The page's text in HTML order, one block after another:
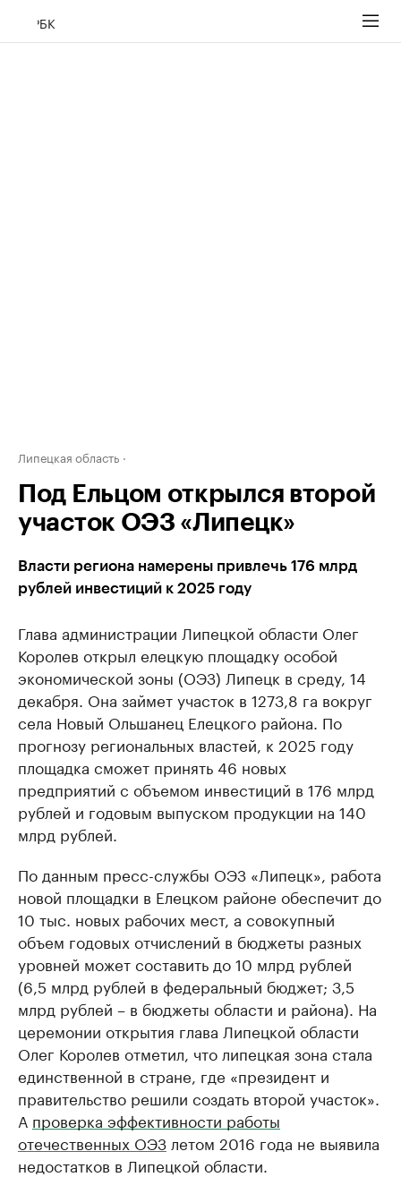
Липецкая область
Под Ельцом открылся второй
участок ОЭЗ «Липецк»
Власти региона намерены привлечь 176 млрд
рублей инвестиций к 2025 году
Глава администрации Липецкой области Олег
Королев открыл елецкую площадку особой
экономической зоны (ОЭЗ) Липецк в среду, 14
декабря. Она займет участок в 1273,8 га вокруг
села Новый Ольшанец Елецкого района. По
прогнозу региональных властей, к 2025 году
площадка сможет принять 46 новых
предприятий с объемом инвестиций в 176 млрд
рублей и годовым выпуском продукции на 140
млрд рублей.
По данным пресс-службы ОЭЗ «Липецк», работа
новой площадки в Елецком районе обеспечит до
10 тыс. новых рабочих мест, а совокупный
объем годовых отчислений в бюджеты разных
уровней может составить до 10 млрд рублей
(6,5 млрд рублей в федеральный бюджет; 3,5
млрд рублей – в бюджеты области и района). На
церемонии открытия глава Липецкой области
Олег Королев отметил, что липецкая зона стала
единственной в стране, где «президент и
правительство решили создать второй участок».
А проверка эффективности работы
отечественных ОЭЗ летом 2016 года не выявила
недостатков в Липецкой области.